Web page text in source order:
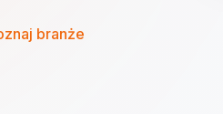
branże